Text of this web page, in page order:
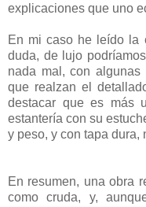
explicaciones que uno
En mi caso he leído la
duda, de lujo
nada mal, con
que realzan el
destacar que es más
estantería con su
y peso, y con tapa dura,
En resumen, una obra
como cruda, y,